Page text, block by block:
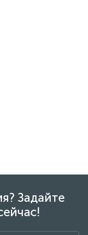
Задайте